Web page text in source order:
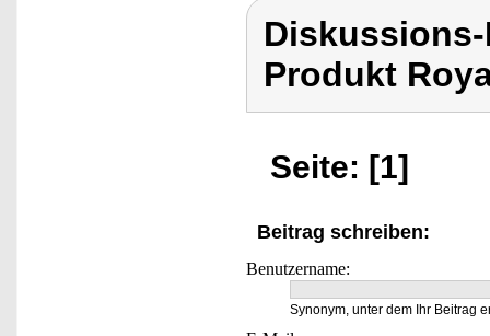
Produkt
Seite: [1]
Beitrag schreiben:
Benutzername:
Synonym, unter dem Ihr Beitrag